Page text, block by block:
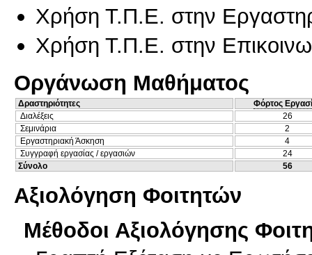
Χρήση Τ.Π.Ε. στην
Χρήση Τ.Π.Ε. στην
Οργάνωση Μαθήματος
Δραστηριότητες
Φόρτος
Διαλέξεις
26
Σεμινάρια
2
Εργαστηριακή Άσκηση
4
Συγγραφή εργασίας / εργασιών
24
Σύνολο
56
Αξιολόγηση Φοιτητών
Μέθοδοι Αξιολόγησης